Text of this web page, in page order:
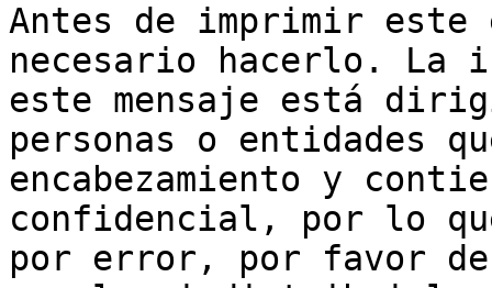
Antes de imprimir
necesario hacerlo. La
este mensaje está
personas o entidades
encabezamiento y
confidencial, por lo
por error, por favor